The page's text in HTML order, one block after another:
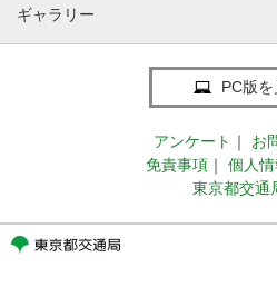
ギャラリー
PC版を
アンケート ｜
お
免責事項 ｜
個人
東京都交通